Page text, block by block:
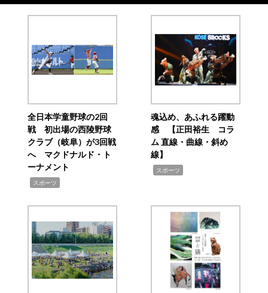
全日本学童野球の2回
戦 初出場の西陵野球
クラブ（岐阜）が3回戦
へ マクドナルド・ト
ーナメント
スポーツ
魂込め、あふれる躍動
感 【正田裕生 コラ
ム 直線・曲線・斜め
線】
スポーツ